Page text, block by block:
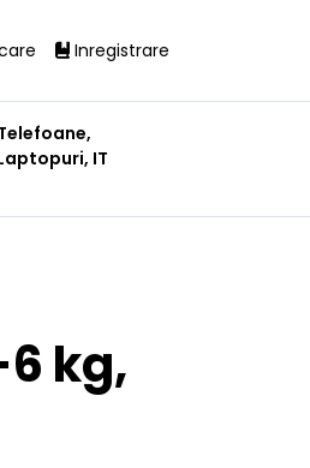
Inregistrare
IT
kg,